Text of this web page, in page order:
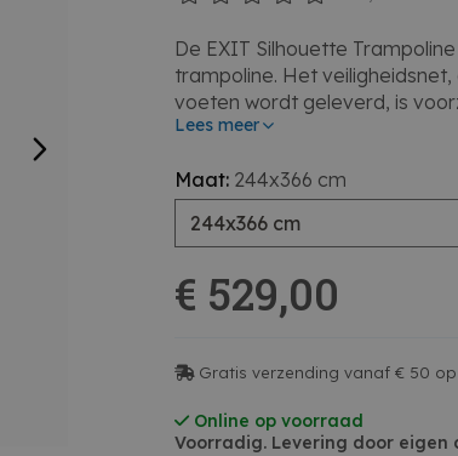
De EXIT Silhouette
trampoline. Het
voeten wordt geleverd, is
zodat het netwerk strak staat.
een speciaal ontwikkeld
garanderen een goede
geen kans heeft. Op de
Trampolinen beleeft u
Lees meer
Maat: 244x366 cm
244x366 cm
€ 529,00
Gratis verzending vanaf € 50
Online op voorraad
Voorradig. Levering door eigen